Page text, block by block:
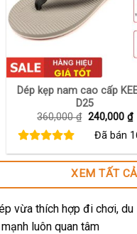
+
Dép kẹp nam cao cấp
D25
360,000₫ Giá
là:
240,000 ₫
Đã bán
XEM TẤT
vừa thích hợp đi chơi,
luôn quan tâm